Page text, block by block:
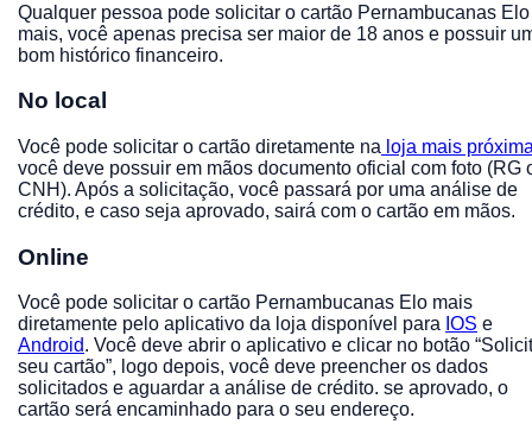
Qualquer pessoa pode solicitar o cartão Pernambucanas Elo
mais, você apenas precisa ser maior de 18 anos e possuir
bom histórico financeiro.
No local
Você pode solicitar o cartão diretamente na loja mais
você deve possuir em mãos documento oficial com foto (RG
CNH). Após a solicitação, você passará por uma análise de
crédito, e caso seja aprovado, sairá com o cartão em mãos.
Online
Você pode solicitar o cartão Pernambucanas Elo mais
diretamente pelo aplicativo da loja disponível para IOS e
Android. Você deve abrir o aplicativo e clicar no botão
seu cartão”, logo depois, você deve preencher os dados
solicitados e aguardar a análise de crédito. se aprovado, o
cartão será encaminhado para o seu endereço.